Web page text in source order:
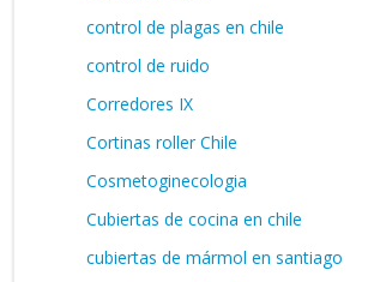
control de plagas en chile
control de ruido
Corredores IX
Cortinas roller Chile
Cosmetoginecologia
Cubiertas de cocina en chile
cubiertas de mármol en santiago